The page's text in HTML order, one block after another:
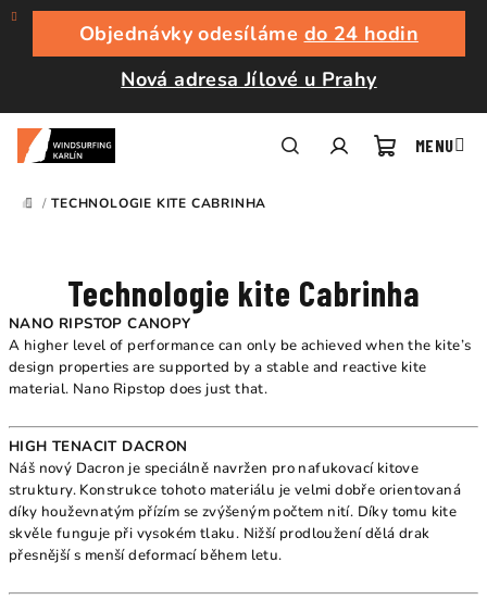
Přejít
obsah
Objednávky odesíláme do 24 hodin
Nová adresa Jílové u Prahy
DOMŮ
/ TECHNOLOGIE KITE CABRINHA
Technologie kite Cabrinha
NANO RIPSTOP CANOPY
A higher level of performance can only be achieved when the kite’s
design properties are supported by a stable and reactive kite
material. Nano Ripstop does just that.
HIGH TENACIT DACRON
Náš nový Dacron je speciálně navržen pro nafukovací kitove
struktury. Konstrukce tohoto materiálu je velmi dobře orientovaná
díky houževnatým přízím se zvýšeným počtem nití. Díky tomu kite
skvěle funguje při vysokém tlaku. Nižší prodloužení dělá drak
přesnější s menší deformací během letu.